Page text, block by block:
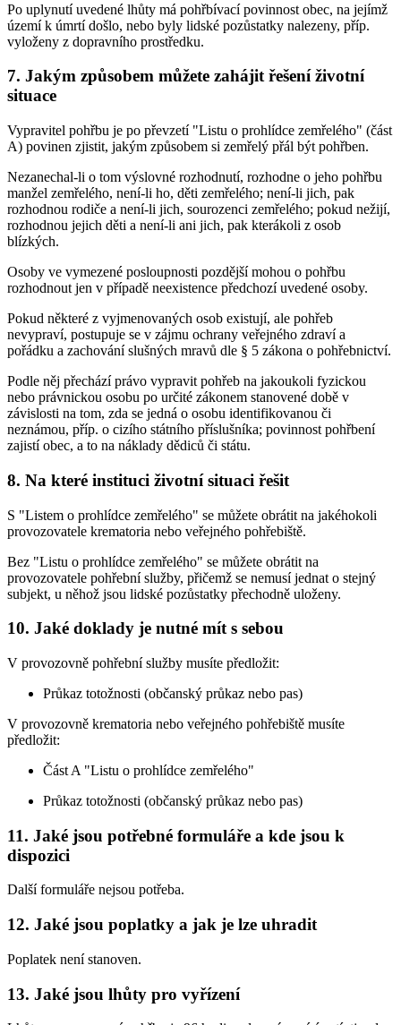
Po uplynutí uvedené lhůty má pohřbívací povinnost obec, na jejímž
území k úmrtí došlo, nebo byly lidské pozůstatky nalezeny, příp.
vyloženy z dopravního prostředku.
7. Jakým způsobem můžete zahájit řešení životní
situace
Vypravitel pohřbu je po převzetí "Listu o prohlídce zemřelého" (část
A) povinen zjistit, jakým způsobem si zemřelý přál být pohřben.
Nezanechal-li o tom výslovné rozhodnutí, rozhodne o jeho pohřbu
manžel zemřelého, není-li ho, děti zemřelého; není-li jich, pak
rozhodnou rodiče a není-li jich, sourozenci zemřelého; pokud nežijí,
rozhodnou jejich děti a není-li ani jich, pak kterákoli z osob
blízkých.
Osoby ve vymezené posloupnosti pozdější mohou o pohřbu
rozhodnout jen v případě neexistence předchozí uvedené osoby.
Pokud některé z vyjmenovaných osob existují, ale pohřeb
nevypraví, postupuje se v zájmu ochrany veřejného zdraví a
pořádku a zachování slušných mravů dle § 5 zákona o pohřebnictví.
Podle něj přechází právo vypravit pohřeb na jakoukoli fyzickou
nebo právnickou osobu po určité zákonem stanovené době v
závislosti na tom, zda se jedná o osobu identifikovanou či
neznámou, příp. o cizího státního příslušníka; povinnost pohřbení
zajistí obec, a to na náklady dědiců či státu.
8. Na které instituci životní situaci řešit
S "Listem o prohlídce zemřelého" se můžete obrátit na jakéhokoli
provozovatele krematoria nebo veřejného pohřebiště.
Bez "Listu o prohlídce zemřelého" se můžete obrátit na
provozovatele pohřební služby, přičemž se nemusí jednat o stejný
subjekt, u něhož jsou lidské pozůstatky přechodně uloženy.
10. Jaké doklady je nutné mít s sebou
V provozovně pohřební služby musíte předložit:
Průkaz totožnosti (občanský průkaz nebo pas)
V provozovně krematoria nebo veřejného pohřebiště musíte
předložit:
Část A "Listu o prohlídce zemřelého"
Průkaz totožnosti (občanský průkaz nebo pas)
11. Jaké jsou potřebné formuláře a kde jsou k
dispozici
Další formuláře nejsou potřeba.
12. Jaké jsou poplatky a jak je lze uhradit
Poplatek není stanoven.
13. Jaké jsou lhůty pro vyřízení